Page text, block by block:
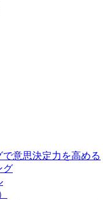
意思決定力を高める
グ